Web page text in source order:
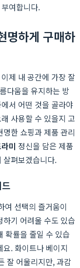
여합니다.
명하게 구매하
제 내 공간에 가장 잘
다움을 유지하는 방
서 어떤 것을 골라야
사용할 수 있을지 고
한 쇼핑과 제품 관리
미 정신을 담은 제품
살펴보겠습니다.
여 선택의 즐거움이
기 어려울 수도 있습
확률을 줄일 수 있습
. 화이트나 베이지
잘 어울리지만, 과감